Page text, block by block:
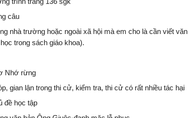
câu
nhà trường hoặc ngoài xã hội mà em cho là cần viết văn
trong sách giáo khoa).
Nhớ rừng
gian lận trong thi cử, kiểm tra, thi cử có rất nhiều tác hại
đề học tập